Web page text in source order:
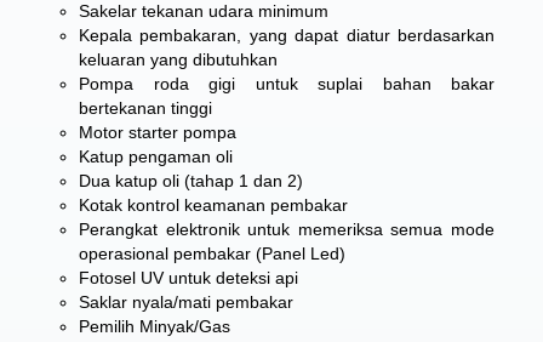
Sakelar tekanan udara minimum
Kepala pembakaran, yang dapat diatur berdasarkan
keluaran yang dibutuhkan
Pompa roda gigi untuk suplai bahan bakar
bertekanan tinggi
Motor starter pompa
Katup pengaman oli
Dua katup oli (tahap 1 dan 2)
Kotak kontrol keamanan pembakar
Perangkat elektronik untuk memeriksa semua mode
operasional pembakar (Panel Led)
Fotosel UV untuk deteksi api
Saklar nyala/mati pembakar
Pemilih Minyak/Gas